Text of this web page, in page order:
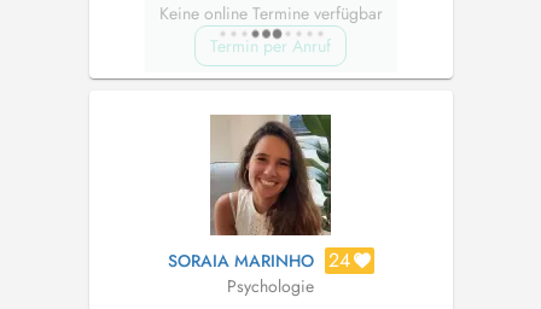
Keine online Termine verfügbar
Termin per Anruf
SORAIA MARINHO 24
Psychologie